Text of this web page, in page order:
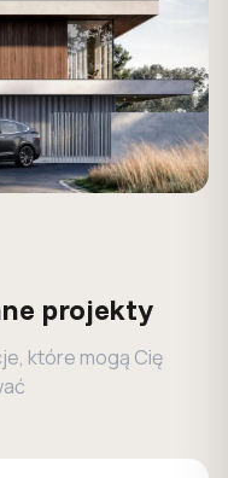
projekty
które mogą Cię